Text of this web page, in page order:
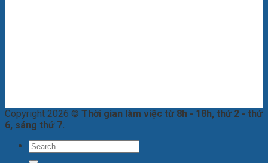
Copyright 2026 © Thời gian làm việc từ 8h - 18h, thứ 2 - thứ
6, sáng thứ 7.